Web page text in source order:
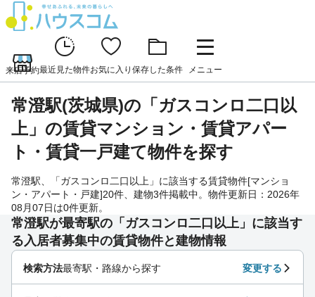
来店予約最近見た物件お気に入り 保存した条件 メニュー
常澄駅(茨城県)の「ガスコンロ二口以
上」の賃貸マンション・賃貸アパー
ト・賃貸一戸建て物件を探す
常澄駅、「ガスコンロ二口以上」に該当する賃貸物件[マンショ
ン・アパート・戸建]20件、建物3件掲載中。物件更新日：2026年
08月07日は0件更新。
常澄駅が最寄駅の「ガスコンロ二口以上」に該当す
る入居者募集中の賃貸物件と建物情報
検索方法最寄駅・路線から探す 変更する